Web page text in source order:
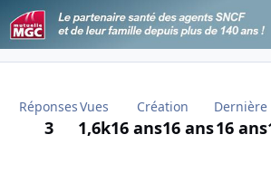
Réponses
3
Vues
1,6k
Création
16 ans16 ans16 ans